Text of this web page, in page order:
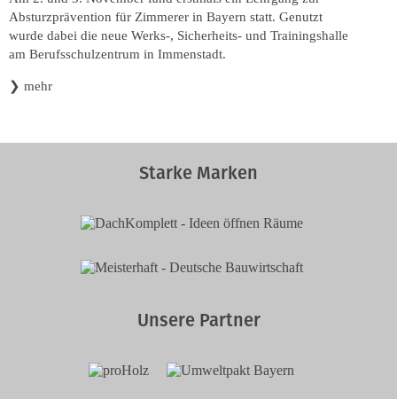
Absturzprävention für Zimmerer in Bayern statt. Genutzt
wurde dabei die neue Werks-, Sicherheits- und Trainingshalle
am Berufsschulzentrum in Immenstadt.
❯ mehr
Starke Marken
Unsere Partner